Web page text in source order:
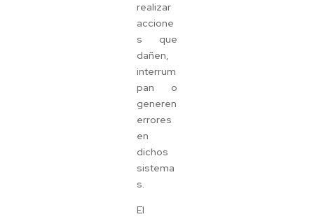
realizar
accione
s que
dañen,
interrum
pan o
generen
errores
en
dichos
sistema
s.
El